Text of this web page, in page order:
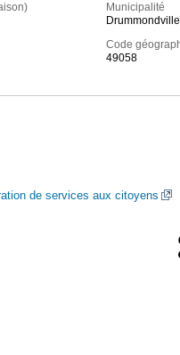
Municipalité
Code
49058
de services aux citoyens